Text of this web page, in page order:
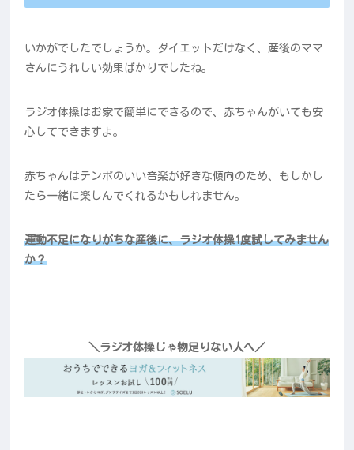
いかがでしたでしょうか。ダイエットだけなく、産後のママ
さんにうれしい効果ばかりでしたね。
ラジオ体操はお家で簡単にできるので、赤ちゃんがいても安
心してできますよ。
赤ちゃんはテンポのいい音楽が好きな傾向のため、もしかし
たら一緒に楽しんでくれるかもしれません。
運動不足になりがちな産後に、ラジオ体操1度試してみません
か？
＼ラジオ体操じゃ物足りない人へ／